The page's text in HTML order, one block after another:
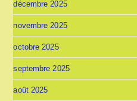
décembre 2025
novembre 2025
octobre 2025
septembre 2025
août 2025